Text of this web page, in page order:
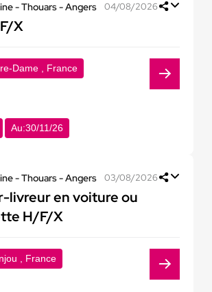
- Thouars - Angers 04/08/2026
X
Dame , France
Au:30/11/26
- Thouars - Angers 03/08/2026
livreur en voiture ou
H/F/X
, France